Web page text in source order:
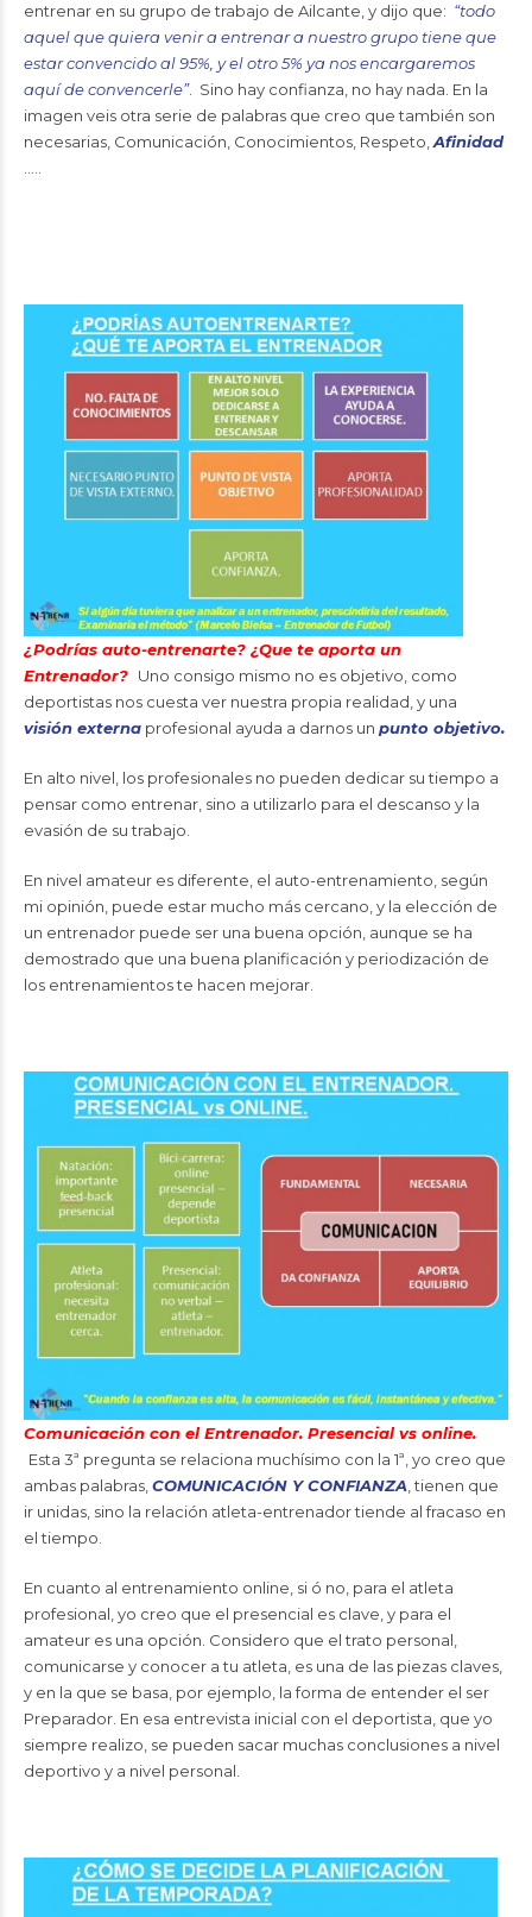
entrenar en su grupo de trabajo de Ailcante, y dijo que: “todo
aquel que quiera venir a entrenar a nuestro grupo tiene que
estar convencido al 95%, y el otro 5% ya nos encargaremos
aquí de convencerle”. Sino hay confianza, no hay nada. En la
imagen veis otra serie de palabras que creo que también son
necesarias, Comunicación, Conocimientos, Respeto, Afinidad
¿Podrías auto-entrenarte? ¿Que te aporta un
Entrenador? Uno consigo mismo no es objetivo, como
deportistas nos cuesta ver nuestra propia realidad, y una
visión externa profesional ayuda a darnos un punto objetivo.
En alto nivel, los profesionales no pueden dedicar su tiempo a
pensar como entrenar, sino a utilizarlo para el descanso y la
evasión de su trabajo.
En nivel amateur es diferente, el auto-entrenamiento, según
mi opinión, puede estar mucho más cercano, y la elección de
un entrenador puede ser una buena opción, aunque se ha
demostrado que una buena planificación y periodización de
los entrenamientos te hacen mejorar.
Comunicación con el Entrenador. Presencial vs online.
Esta 3ª pregunta se relaciona muchísimo con la 1ª, yo creo que
ambas palabras, COMUNICACIÓN Y CONFIANZA , tienen que
ir unidas, sino la relación atleta-entrenador tiende al fracaso en
el tiempo.
En cuanto al entrenamiento online, si ó no, para el atleta
profesional, yo creo que el presencial es clave, y para el
amateur es una opción. Considero que el trato personal,
comunicarse y conocer a tu atleta, es una de las piezas claves,
y en la que se basa, por ejemplo, la forma de entender el ser
Preparador. En esa entrevista inicial con el deportista, que yo
siempre realizo, se pueden sacar muchas conclusiones a nivel
deportivo y a nivel personal.